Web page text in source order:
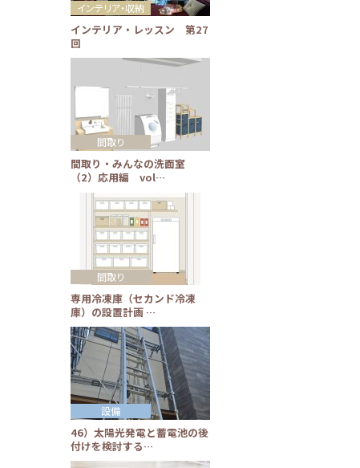
インテリア・レッスン 第27
回
インテリア・収納
間取り・みんなの洗面室
（2）応用編 vol…
間取り
専用冷凍庫（セカンド冷凍
庫）の設置計画 …
間取り
46）太陽光発電と蓄電池の後
付けを検討する…
設備